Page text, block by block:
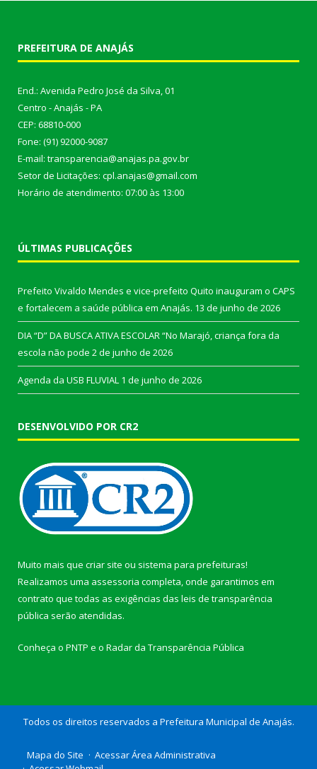
PREFEITURA DE ANAJÁS
End.: Avenida Pedro José da Silva, 01
Centro - Anajás - PA
CEP: 68810-000
Fone: (91) 92000-9087
E-mail: transparencia@anajas.pa.gov.br
Setor de Licitações: cpl.anajas@gmail.com
Horário de atendimento: 07:00 às 13:00
ÚLTIMAS PUBLICAÇÕES
Prefeito Vivaldo Mendes e vice-prefeito Quito inauguram o CAPS
e fortalecem a saúde pública em Anajás. 13 de junho de 2026
DIA “D” DA BUSCA ATIVA ESCOLAR “No Marajó, criança fora da
escola não pode 2 de junho de 2026
Agenda da USB FLUVIAL 1 de junho de 2026
DESENVOLVIDO POR CR2
Muito mais que criar site ou sistema para prefeituras!
Realizamos uma assessoria completa, onde garantimos em
contrato que todas as exigências das leis de transparência
pública serão atendidas.
Conheça o PNTP e o Radar da Transparência Pública
Todos os direitos reservados a Prefeitura Municipal de Anajás.
Mapa do Site
Acessar Área Administrativa